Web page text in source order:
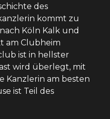
des
kommt zu
Köln Kalk und
am Clubheim
ist in hellster
wird überlegt, mit
Kanzlerin am besten
ist Teil des